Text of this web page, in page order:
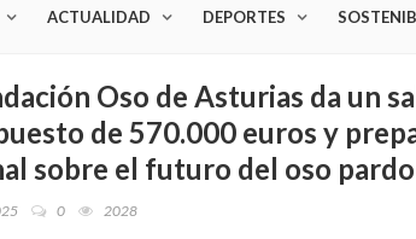
ACTUALIDAD DEPORTES
Oso de Asturias da un
de 570.000 euros y
sobre el futuro del oso pardo
0 2028